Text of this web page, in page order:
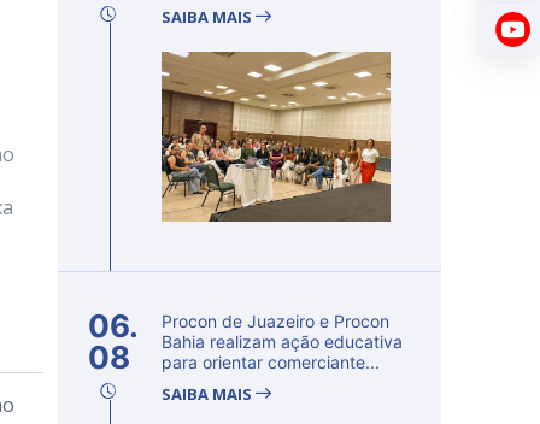
SAIBA MAIS
06.
08
Procon de Juazeiro e Procon
Bahia realizam ação educativa
para orientar comerciante...
SAIBA MAIS